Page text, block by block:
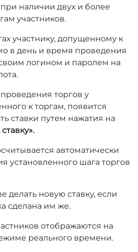
наличии двух и более
участников.
участнику, допущенному к
в день и время проведения
логином и паролем на
торгов у
к торгам, появится
ставки путем нажатия на
автоматически
установленного шага торгов
делать новую ставку, если
сделана им же.
отображаются на
реального времени.